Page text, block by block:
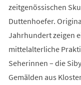
zeitgenössischen
Duttenhoefer.
Jahrhundert zeigen
mittelalterliche
Seherinnen – die
Gemälden aus